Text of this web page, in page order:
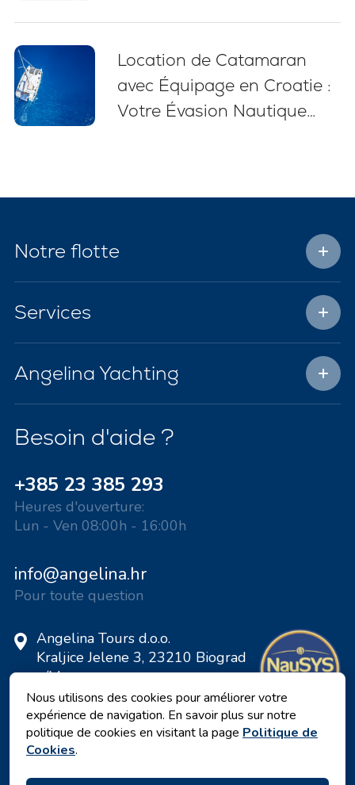
Location de Catamaran
avec Équipage en Croatie :
Votre Évasion Nautique
Notre flotte
Services
Angelina Yachting
Besoin d'aide ?
+385 23 385 293
Heures d'ouverture:
Lun - Ven 08:00h - 16:00h
info@angelina.hr
Pour toute question
Angelina Tours d.o.o.
Kraljice Jelene 3, 23210 Biograd
n/M
Croatie
Numéro de TVA: 20598733460
ID: HR-AB-23-060130534, MB:
0650676
Nous utilisons des cookies pour améliorer votre
expérience de navigation. En savoir plus sur notre
politique de cookies en visitant la page Politique de
Cookies.